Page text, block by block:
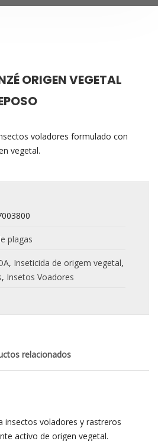
ORIGEN VEGETAL
voladores formulado con
vegetal.
plagas
, Inseticida de origem vegetal,
, Insetos Voadores
relacionados
insectos voladores y rastreros
activo de origen vegetal.